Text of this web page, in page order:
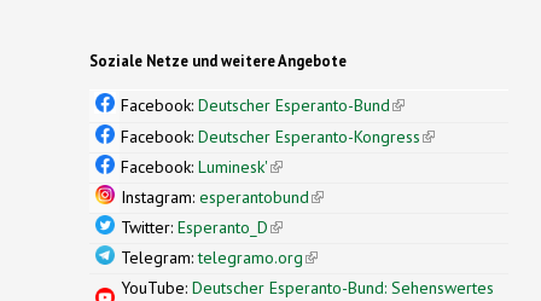
Soziale Netze und weitere Angebote
Facebook: Deutscher Esperanto-Bund(link is
external)
Facebook: Deutscher Esperanto-Kongress(link is
Facebook: Luminesk'(link is external)
Instagram: esperantobund(link is external)
Twitter: Esperanto_D(link is external)
Telegram:telegramo.org(link is external)
YouTube: Deutscher Esperanto-Bund: Sehenswertes